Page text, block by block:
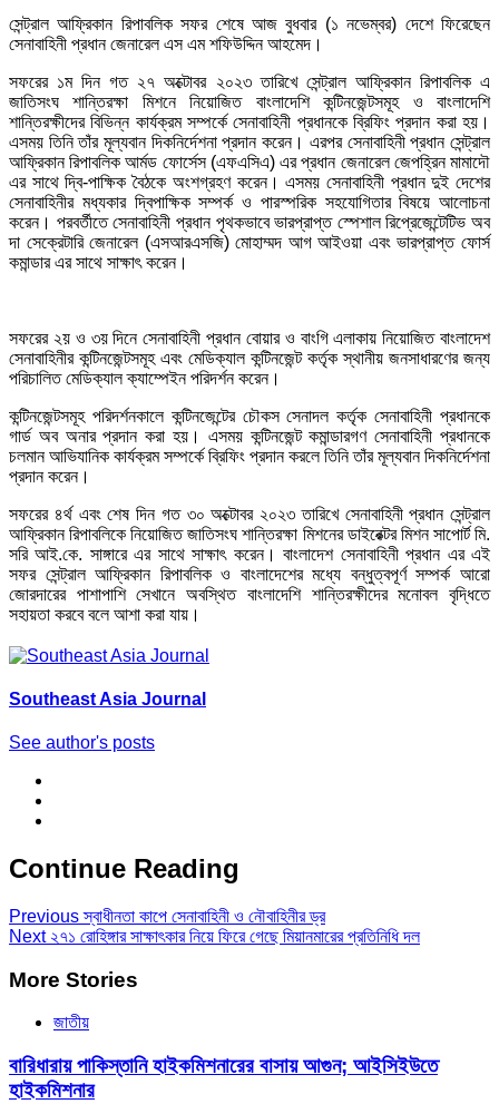
সেন্ট্রাল আফ্রিকান রিপাবলিক সফর শেষে আজ বুধবার (১ নভেম্বর) দেশে ফিরেছেন
সেনাবাহিনী প্রধান জেনারেল এস এম শফিউদ্দিন আহমেদ।
সফরের ১ম দিন গত ২৭ অক্টোবর ২০২৩ তারিখে সেন্ট্রাল আফ্রিকান রিপাবলিক এ
জাতিসংঘ শান্তিরক্ষা মিশনে নিয়োজিত বাংলাদেশি কন্টিনজেন্টসমূহ ও বাংলাদেশি
শান্তিরক্ষীদের বিভিন্ন কার্যক্রম সম্পর্কে সেনাবাহিনী প্রধানকে ব্রিফিং প্রদান করা হয়।
এসময় তিনি তাঁর মূল্যবান দিকনির্দেশনা প্রদান করেন। এরপর সেনাবাহিনী প্রধান সেন্ট্রাল
আফ্রিকান রিপাবলিক আর্মড ফোর্সেস (এফএসিএ) এর প্রধান জেনারেল জেপহ্রিন মামাদৌ
এর সাথে দ্বি-পাক্ষিক বৈঠকে অংশগ্রহণ করেন। এসময় সেনাবাহিনী প্রধান দুই দেশের
সেনাবাহিনীর মধ্যকার দ্বিপাক্ষিক সম্পর্ক ও পারস্পরিক সহযোগিতার বিষয়ে আলোচনা
করেন। পরবর্তীতে সেনাবাহিনী প্রধান পৃথকভাবে ভারপ্রাপ্ত স্পেশাল রিপ্রেজেন্টেটিভ অব
দা সেক্রেটারি জেনারেল (এসআরএসজি) মোহাম্মদ আগ আইওয়া এবং ভারপ্রাপ্ত ফোর্স
কমান্ডার এর সাথে সাক্ষাৎ করেন।
সফরের ২য় ও ৩য় দিনে সেনাবাহিনী প্রধান বোয়ার ও বাংগি এলাকায় নিয়োজিত বাংলাদেশ
সেনাবাহিনীর কন্টিনজেন্টসমূহ এবং মেডিক্যাল কন্টিনজেন্ট কর্তৃক স্থানীয় জনসাধারণের জন্য
পরিচালিত মেডিক্যাল ক্যাম্পেইন পরিদর্শন করেন।
কন্টিনজেন্টসমূহ পরিদর্শনকালে কন্টিনজেন্টের চৌকস সেনাদল কর্তৃক সেনাবাহিনী প্রধানকে
গার্ড অব অনার প্রদান করা হয়। এসময় কন্টিনজেন্ট কমান্ডারগণ সেনাবাহিনী প্রধানকে
চলমান আভিযানিক কার্যক্রম সম্পর্কে ব্রিফিং প্রদান করলে তিনি তাঁর মূল্যবান দিকনির্দেশনা
প্রদান করেন।
সফরের ৪র্থ এবং শেষ দিন গত ৩০ অক্টোবর ২০২৩ তারিখে সেনাবাহিনী প্রধান সেন্ট্রাল
আফ্রিকান রিপাবলিকে নিয়োজিত জাতিসংঘ শান্তিরক্ষা মিশনের ডাইরেক্টর মিশন সাপোর্ট মি.
সরি আই.কে. সাঙ্গারে এর সাথে সাক্ষাৎ করেন। বাংলাদেশ সেনাবাহিনী প্রধান এর এই
সফর সেন্ট্রাল আফ্রিকান রিপাবলিক ও বাংলাদেশের মধ্যে বন্ধুত্বপূর্ণ সম্পর্ক আরো
জোরদারের পাশাপাশি সেখানে অবস্থিত বাংলাদেশি শান্তিরক্ষীদের মনোবল বৃদ্ধিতে
সহায়তা করবে বলে আশা করা যায়।
Southeast Asia Journal
See author's posts
Continue Reading
Previousস্বাধীনতা কাপে সেনাবাহিনী ও নৌবাহিনীর ড্র
Next২৭১ রোহিঙ্গার সাক্ষাৎকার নিয়ে ফিরে গেছে মিয়ানমারের প্রতিনিধি দল
More Stories
জাতীয়
বারিধারায় পাকিস্তানি হাইকমিশনারের বাসায় আগুন; আইসিইউতে
হাইকমিশনার